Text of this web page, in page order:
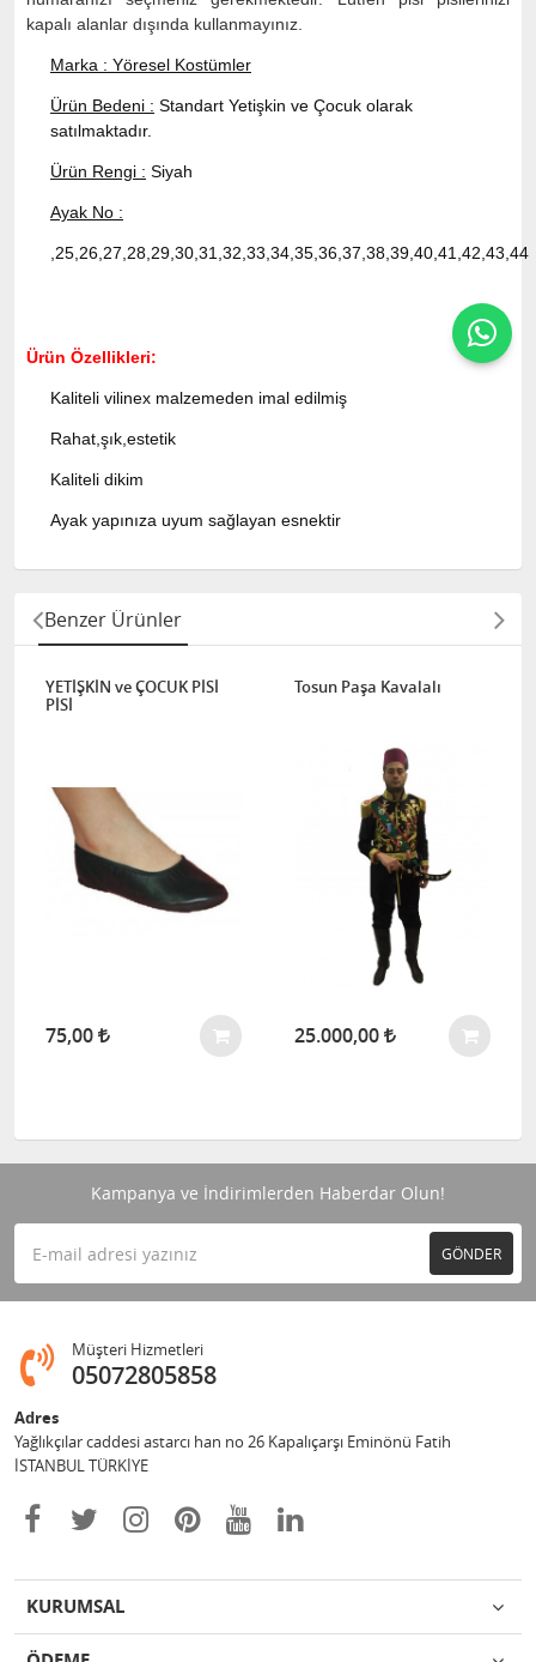
kapalı alanlar dışında kullanmayınız.
Marka : Yöresel Kostümler
Ürün Bedeni : Standart Yetişkin ve Çocuk olarak
satılmaktadır.
Ürün Rengi : Siyah
Ayak No :
,25,26,27,28,29,30,31,32,33,34,35,36,37,38,39,40,41,42,43,44
Ürün Özellikleri:
Kaliteli vilinex malzemeden imal edilmiş
Rahat,şık,estetik
Kaliteli dikim
Ayak yapınıza uyum sağlayan esnektir
Benzer Ürünler
YETİŞKİN ve ÇOCUK PİSİ
PİSİ
75,00
Tosun Paşa Kavalalı
25.000,00
Kampanya ve İndirimlerden Haberdar Olun!
GÖNDER
Müşteri Hizmetleri
05072805858
Adres
Yağlıkçılar caddesi astarcı han no 26 Kapalıçarşı Eminönü Fatih
İSTANBUL TÜRKİYE
KURUMSAL